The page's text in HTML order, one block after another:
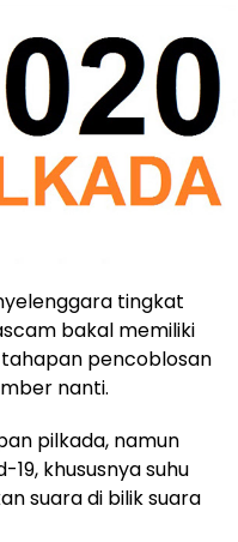
tingkat
bakal memiliki
pencoblosan
nanti.
pilkada, namun
khususnya suhu
suara di bilik suara